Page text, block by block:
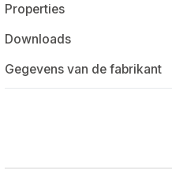
Properties
Downloads
Gegevens van de fabrikant